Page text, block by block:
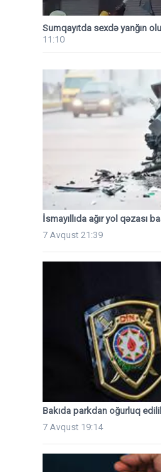
Sumqayıtda sexdə yanğın
11:10
İsmayıllıda ağır yol qəzası
7 Avqust 21:39
Bakıda parkdan oğurluq
7 Avqust 19:14